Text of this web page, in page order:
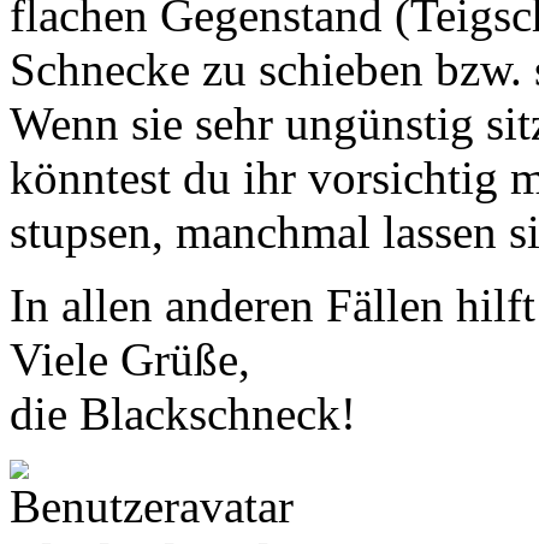
flachen Gegenstand
Schnecke zu schieben
Wenn sie sehr ungünstig
könntest du ihr vorsichtig
stupsen, manchmal lassen
In allen anderen Fällen
Viele Grüße,
die Blackschneck!